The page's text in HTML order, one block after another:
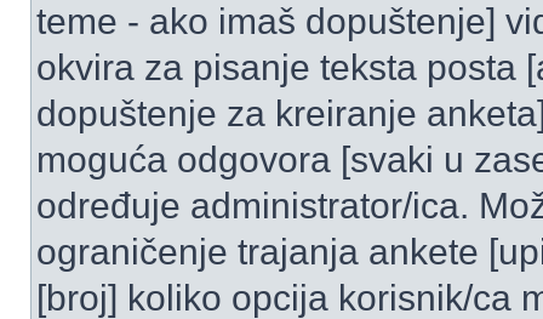
teme - ako imaš dopuštenje]
okvira za pisanje teksta posta
dopuštenje za kreiranje
moguća odgovora [svaki u
određuje administrator/ica.
ograničenje trajanja ankete
[broj] koliko opcija korisnik/ca